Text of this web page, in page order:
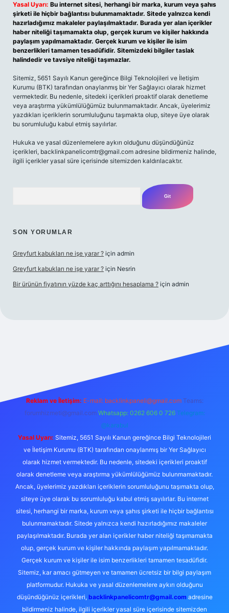
Yasal Uyarı: Bu internet sitesi, herhangi bir marka, kurum veya şahıs
şirketi ile hiçbir bağlantısı bulunmamaktadır. Sitede yalnızca kendi
hazırladığımız makaleler paylaşılmaktadır. Burada yer alan içerikler
haber niteliği taşımamakta olup, gerçek kurum ve kişiler hakkında
paylaşım yapılmamaktadır. Gerçek kurum ve kişiler ile isim
benzerlikleri tamamen tesadüfidir. Sitemizdeki bilgiler taslak
halindedir ve tavsiye niteliği taşımazlar.
Sitemiz, 5651 Sayılı Kanun gereğince Bilgi Teknolojileri ve İletişim
Kurumu (BTK) tarafından onaylanmış bir Yer Sağlayıcı olarak hizmet
vermektedir. Bu nedenle, sitedeki içerikleri proaktif olarak denetleme
veya araştırma yükümlülüğümüz bulunmamaktadır. Ancak, üyelerimiz
yazdıkları içeriklerin sorumluluğunu taşımakta olup, siteye üye olarak
bu sorumluluğu kabul etmiş sayılırlar.
Hukuka ve yasal düzenlemelere aykırı olduğunu düşündüğünüz
içerikleri, backlinkpanelicomtr@gmail.com adresine bildirmeniz halinde,
ilgili içerikler yasal süre içerisinde sitemizden kaldırılacaktır.
SON YORUMLAR
Greyfurt kabukları ne işe yarar ? için admin
Greyfurt kabukları ne işe yarar ? için Nesrin
Bir ürünün fiyatının yüzde kaç arttığını hesaplama ? için admin
m elexbet
Reklam ve İletişim: E-mail: backlinkpaneli@gmail.com Teams:
forumhizmeti@gmail.com Whatsapp: 0262 606 0 726 Telegram:
@karabul
Yasal Uyarı: Sitemiz, 5651 Sayılı Kanun gereğince Bilgi Teknolojileri
ve İletişim Kurumu (BTK) tarafından onaylanmış bir Yer Sağlayıcı
olarak hizmet vermektedir. Bu nedenle, sitedeki içerikleri proaktif
olarak denetleme veya araştırma yükümlülüğümüz bulunmamaktadır.
Ancak, üyelerimiz yazdıkları içeriklerin sorumluluğunu taşımakta olup,
siteye üye olarak bu sorumluluğu kabul etmiş sayılırlar. Bu internet
sitesi, herhangi bir marka, kurum veya şahıs şirketi ile hiçbir bağlantısı
bulunmamaktadır. Sitede yalnızca kendi hazırladığımız makaleler
paylaşılmaktadır. Burada yer alan içerikler haber niteliği taşımamakta
olup, gerçek kurum ve kişiler hakkında paylaşım yapılmamaktadır.
Gerçek kurum ve kişiler ile isim benzerlikleri tamamen tesadüfidir.
Sitemiz, kar amacı gütmeyen ve tamamen ücretsiz bir bilgi paylaşım
platformudur. Hukuka ve yasal düzenlemelere aykırı olduğunu
düşündüğünüz içerikleri, backlinkpanelicomtr@gmail.comadresine
bildirmeniz halinde, ilgili içerikler yasal süre içerisinde sitemizden